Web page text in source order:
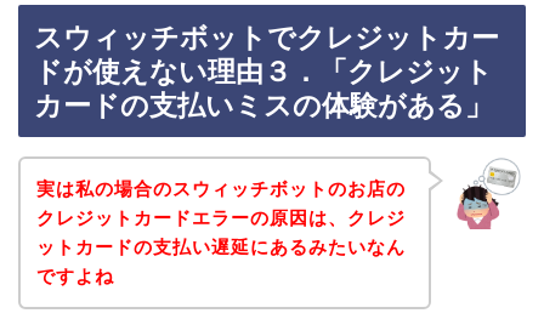
スウィッチボットでクレジットカー
ドが使えない理由３．「クレジット
カードの支払いミスの体験がある」
実は私の場合のスウィッチボットのお店の
クレジットカードエラーの原因は、クレジ
ットカードの支払い遅延にあるみたいなん
ですよね